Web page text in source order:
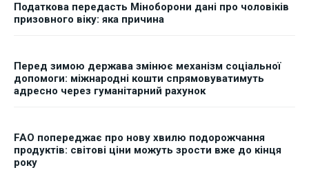
Податкова передасть Міноборони дані про чоловіків
призовного віку: яка причина
Перед зимою держава змінює механізм соціальної
допомоги: міжнародні кошти спрямовуватимуть
адресно через гуманітарний рахунок
FAO попереджає про нову хвилю подорожчання
продуктів: світові ціни можуть зрости вже до кінця
року